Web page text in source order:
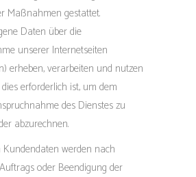
Maßnahmen gestattet.
Daten über die
unserer Internetseiten
erheben, verarbeiten und nutzen
erforderlich ist, um dem
des Dienstes zu
abzurechnen.
werden nach
oder Beendigung der